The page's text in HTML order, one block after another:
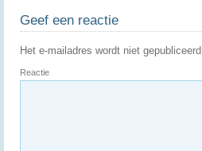
Geef een reactie
Het e-mailadres wordt niet gepubliceerd.
Reactie